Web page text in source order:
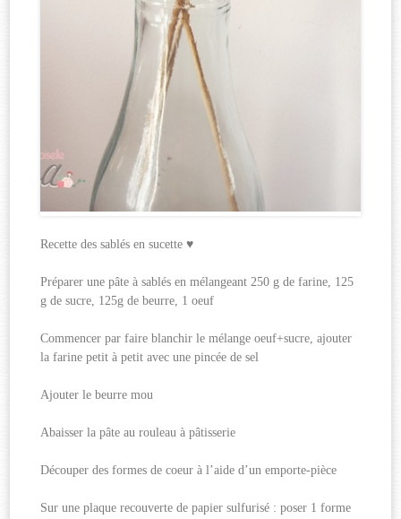
Recette des sablés en sucette ♥
Préparer une pâte à sablés en mélangeant 250 g de farine, 125
g de sucre, 125g de beurre, 1 oeuf
Commencer par faire blanchir le mélange oeuf+sucre, ajouter
la farine petit à petit avec une pincée de sel
Ajouter le beurre mou
Abaisser la pâte au rouleau à pâtisserie
Découper des formes de coeur à l’aide d’un emporte-pièce
Sur une plaque recouverte de papier sulfurisé : poser 1 forme